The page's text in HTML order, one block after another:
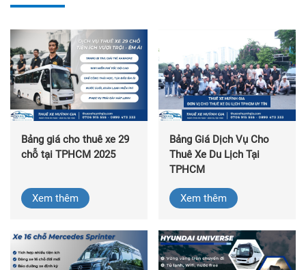
Bảng giá cho thuê xe 29
chỗ tại TPHCM 2025
Xem thêm
Bảng Giá Dịch Vụ Cho
Thuê Xe Du Lịch Tại
TPHCM
Xem thêm